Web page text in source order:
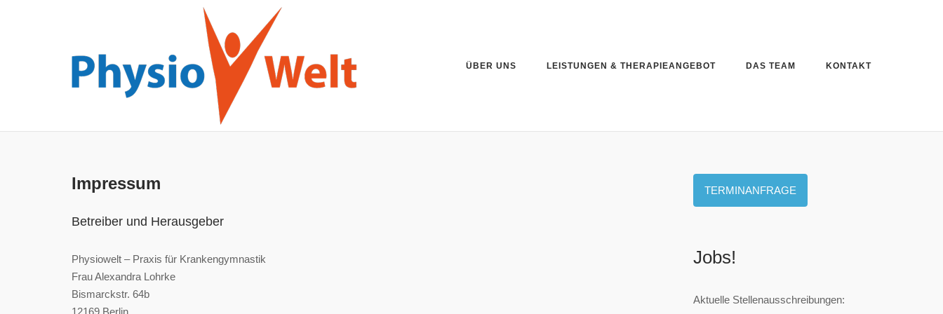
ÜBER UNS LEISTUNGEN & THERAPIEANGEBOT DAS TEAM KONTAKT
Impressum
Betreiber und Herausgeber
Physiowelt – Praxis für Krankengymnastik
Frau Alexandra Lohrke
Bismarckstr. 64b
12169 Berlin
TERMINANFRAGE
Jobs!
Aktuelle Stellenausschreibungen: